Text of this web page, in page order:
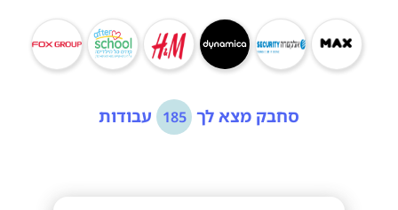
סחבק מצא לך 185 עבודות